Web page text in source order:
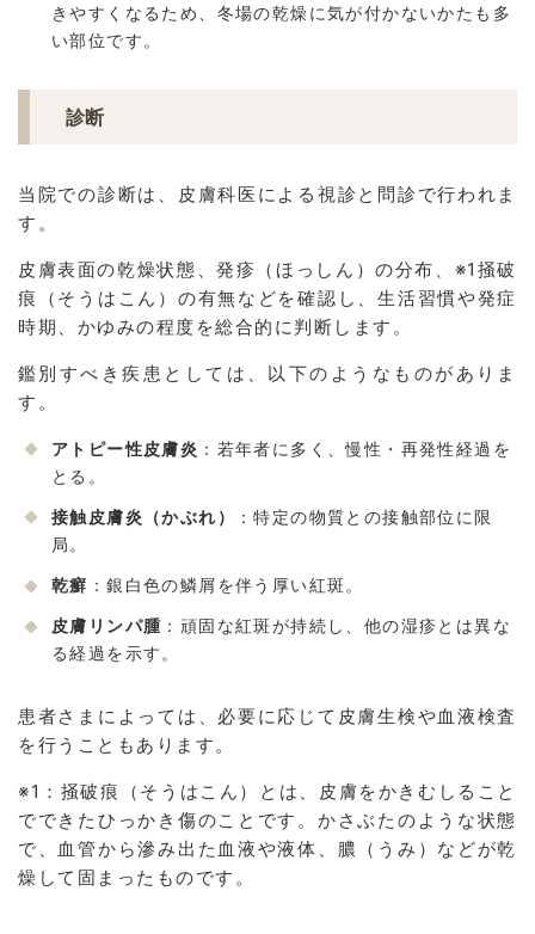
きやすくなるため、冬場の乾燥に気が付かないかたも多
い部位です。
診断
当院での診断は、皮膚科医による視診と問診で行われま
す。
皮膚表面の乾燥状態、発疹（ほっしん）の分布、※1掻破
痕（そうはこん）の有無などを確認し、生活習慣や発症
時期、かゆみの程度を総合的に判断します。
鑑別すべき疾患としては、以下のようなものがありま
す。
アトピー性皮膚炎 ：若年者に多く、慢性・再発性経過を
とる。
接触皮膚炎（かぶれ）
：特定の物質との接触部位に限
局。
乾癬 ：銀白色の鱗屑を伴う厚い紅斑。
皮膚リンパ腫 ：頑固な紅斑が持続し、他の湿疹とは異な
る経過を示す。
患者さまによっては、必要に応じて皮膚生検や血液検査
を行うこともあります。
※1：掻破痕（そうはこん）とは、皮膚をかきむしること
でできたひっかき傷のことです。かさぶたのような状態
で、血管から滲み出た血液や液体、膿（うみ）などが乾
燥して固まったものです。